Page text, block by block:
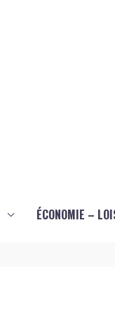
ÉCONOMIE –